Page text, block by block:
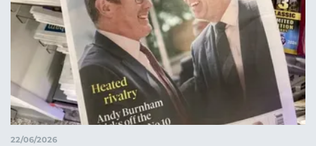
22/06/2026